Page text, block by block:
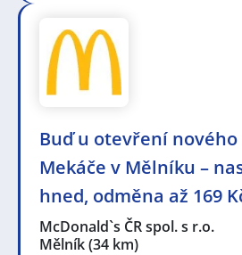
Buď u otevření nového
Mekáče v Mělníku –
hned, odměna až 169
McDonald`s ČR spol. s r.o.
Mělník(34 km)